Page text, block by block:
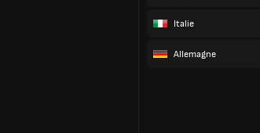
Italie
Allemagne